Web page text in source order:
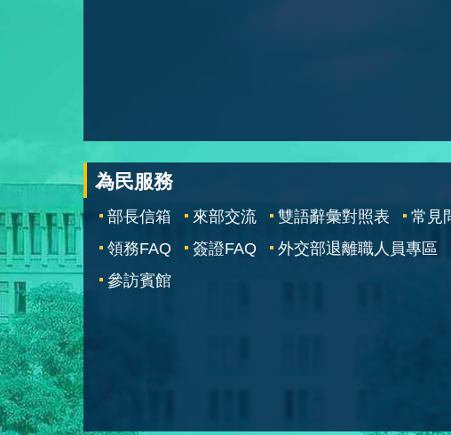
為民服務
部長信箱 來部交流 雙語辭彙對照表
常見
領務FAQ
簽證FAQ 外交部退離職人員專區
參訪賓館